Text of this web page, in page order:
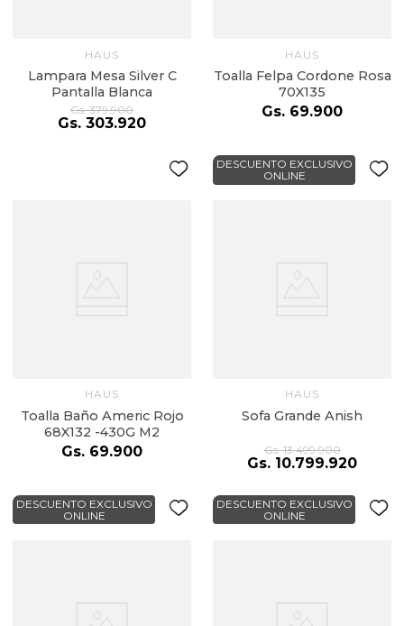
HAUS
Lampara Mesa Silver C
Pantalla Blanca
Gs. 379.900
Gs. 303.920
HAUS
Toalla Felpa Cordone Rosa
70X135
Gs. 69.900
HAUS
Toalla Baño Americ Rojo
68X132 -430G M2
Gs. 69.900
DESCUENTO EXCLUSIVO
ONLINE
HAUS
Sofa Grande Anish
Gs. 13.499.900
Gs. 10.799.920
DESCUENTO EXCLUSIVO
ONLINE
DESCUENTO EXCLUSIVO
ONLINE